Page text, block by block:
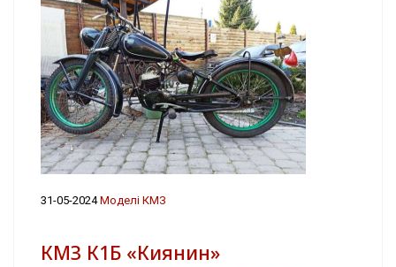
31-05-2024Моделі КМЗ
КМЗ К1Б «Киянин»